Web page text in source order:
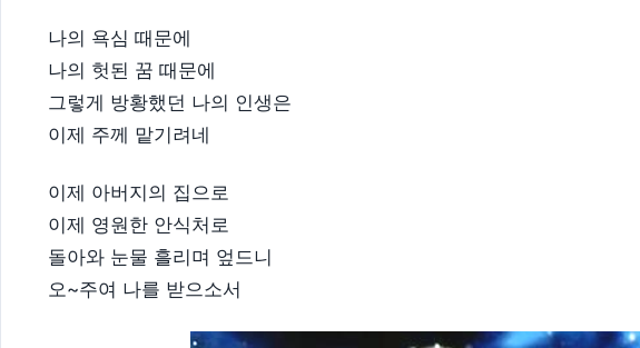
나의 욕심 때문에
나의 헛된 꿈 때문에
그렇게 방황했던 나의 인생은
이제 주께 맡기려네
이제 아버지의 집으로
이제 영원한 안식처로
돌아와 눈물 흘리며 엎드니
오~주여 나를 받으소서